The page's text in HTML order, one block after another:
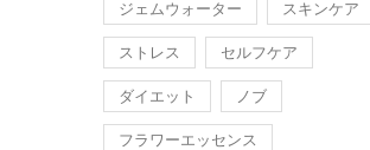
ジェムウォーター スキンケア
ストレス セルフケア
ダイエット ノブ
フラワーエッセンス